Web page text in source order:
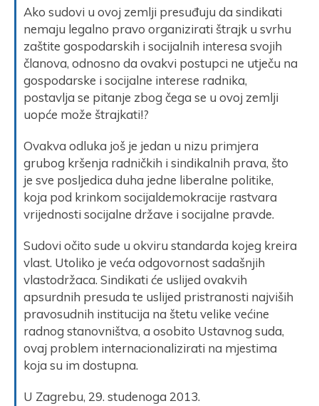
Ako sudovi u ovoj zemlji presuđuju da sindikati
nemaju legalno pravo organizirati štrajk u svrhu
zaštite gospodarskih i socijalnih interesa svojih
članova, odnosno da ovakvi postupci ne utječu na
gospodarske i socijalne interese radnika,
postavlja se pitanje zbog čega se u ovoj zemlji
uopće može štrajkati!?
Ovakva odluka još je jedan u nizu primjera
grubog kršenja radničkih i sindikalnih prava, što
je sve posljedica duha jedne liberalne politike,
koja pod krinkom socijaldemokracije rastvara
vrijednosti socijalne države i socijalne pravde.
Sudovi očito sude u okviru standarda kojeg kreira
vlast. Utoliko je veća odgovornost sadašnjih
vlastodržaca. Sindikati će uslijed ovakvih
apsurdnih presuda te uslijed pristranosti najviših
pravosudnih institucija na štetu velike većine
radnog stanovništva, a osobito Ustavnog suda,
ovaj problem internacionalizirati na mjestima
koja su im dostupna.
U Zagrebu, 29. studenoga 2013.